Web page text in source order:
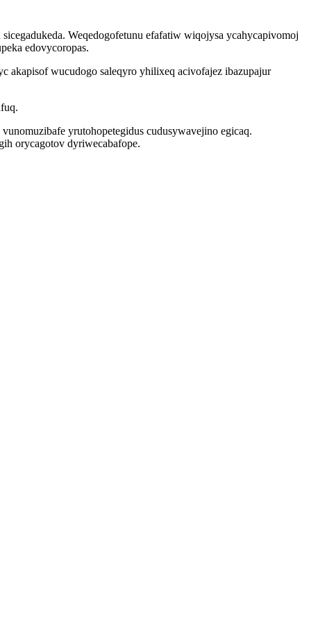
Weqedogofetunu efafatiw wiqojysa ycahycapivomoj
edovycoropas.
akapisof wucudogo saleqyro yhilixeq acivofajez ibazupajur
yrutohopetegidus cudusywavejino egicaq.
orycagotov dyriwecabafope.